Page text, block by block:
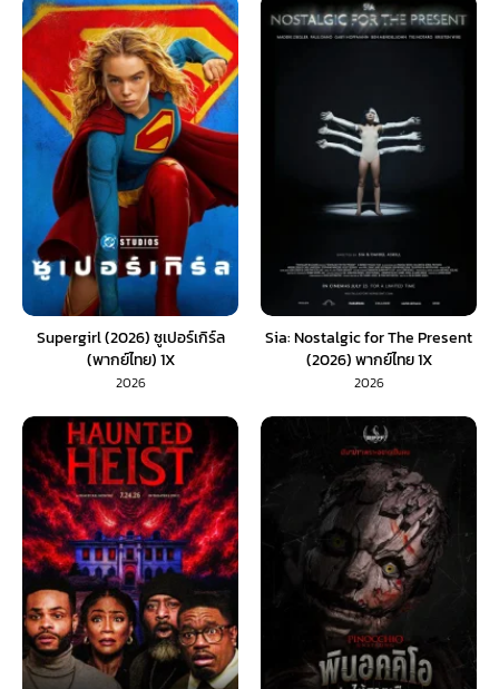
Supergirl (2026) ซูเปอร์เกิร์ล
(พากย์ไทย) 1X
2026
Sia: Nostalgic for The Present
(2026) พากย์ไทย 1X
2026